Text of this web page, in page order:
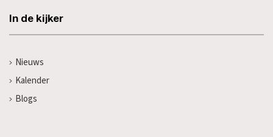
In de kijker
Nieuws
Kalender
Blogs